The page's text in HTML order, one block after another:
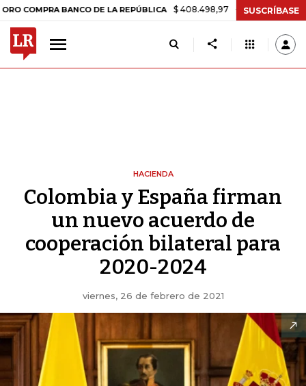
BANCO DE LA REPÚBLICA $ 408.498,97 +$ 8.753,81 +2,19%
SUSCRÍBASE
HACIENDA
Colombia y España firman
un nuevo acuerdo de
cooperación bilateral para
2020-2024
viernes, 26 de febrero de 2021